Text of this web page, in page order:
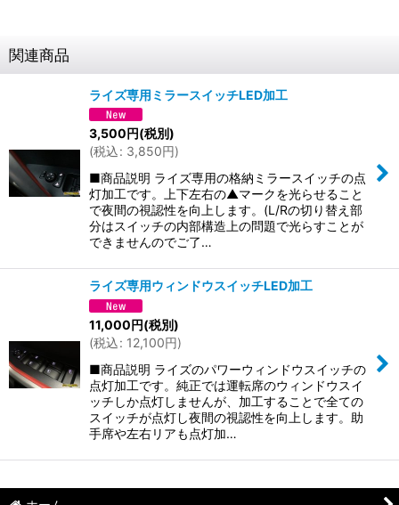
関連商品
ライズ専用ミラースイッチLED加工
3,500 円(税別)
(税込: 3,850円)
■商品説明 ライズ専用の格納ミラースイッチの点
灯加工です。上下左右の▲マークを光らせること
で夜間の視認性を向上します。(L/Rの切り替え部
分はスイッチの内部構造上の問題で光らすことが
できませんのでご了…
ライズ専用ウィンドウスイッチLED加工
11,000円(税別)
(税込: 12,100円)
■商品説明 ライズのパワーウィンドウスイッチの
点灯加工です。純正では運転席のウィンドウスイ
ッチしか点灯しませんが、加工することで全ての
スイッチが点灯し夜間の視認性を向上します。助
手席や左右リアも点灯加…